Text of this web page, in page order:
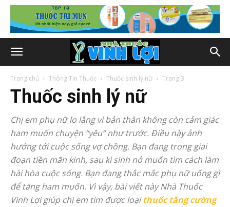
Trang chủ Thông Tin Thuốc Thuốc sinh lý nữ Trang 3
Thuốc sinh lý nữ
Chị em phụ nữ lo lắng vì bản thân không còn cảm giác
ham muốn chuyện “yêu” như trước. Điều này ảnh
hưởng tới cuộc sống vợ chồng. Bạn đang trong giai
đoạn tiền mãn kinh, sau kì sinh nở muốn tìm cách làm
hài hòa cuộc sống. Bạn đang thắc mắc phụ nữ uống gì
để tăng ham muốn. Vì vậy, bài viết này Nhà Thuốc
Vinh Lợi giúp chị em tìm được loạithuốc tăng cường